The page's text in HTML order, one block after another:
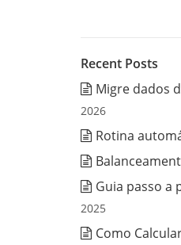
Recent Posts
Migre dados
2026
Rotina
Guia passo a
2025
Como